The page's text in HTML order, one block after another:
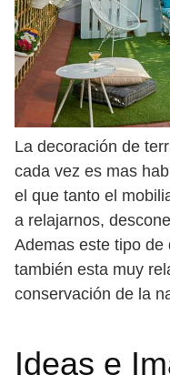
La decoración de
cada vez es mas
el que tanto el
a relajarnos,
Ademas este tipo
también esta muy
conservación de la
Ideas e